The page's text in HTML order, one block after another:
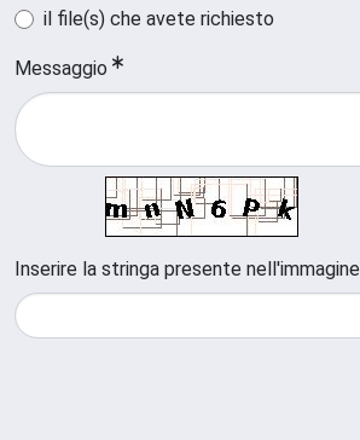
il file(s) che avete richiesto
Messaggio
Inserire la stringa presente nell'immagine